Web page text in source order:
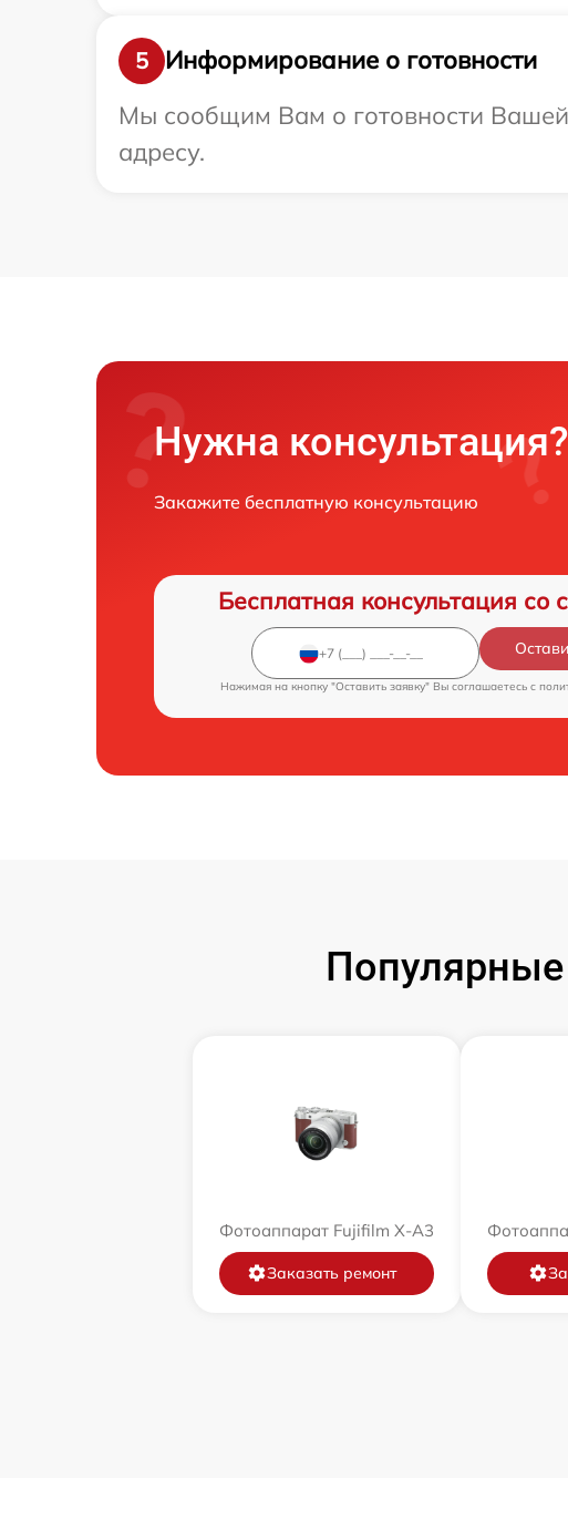
5
Информирование о готовности
Мы сообщим Вам о готовности Вашей
адресу.
Нужна консультация?
Закажите бесплатную консультацию
Бесплатная консультация со
Нажимая на кнопку "Оставить заявку" Вы соглашаетесь c
Фотоаппарат Fujifilm X-A3
Заказать ремонт